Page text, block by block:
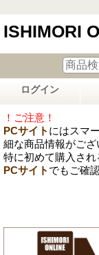
ISHIMORI
ログイン
！ご注意！
PCサイト にはスマ
細な商品情報がござ
特に初めて購入さ
PCサイト でもご確